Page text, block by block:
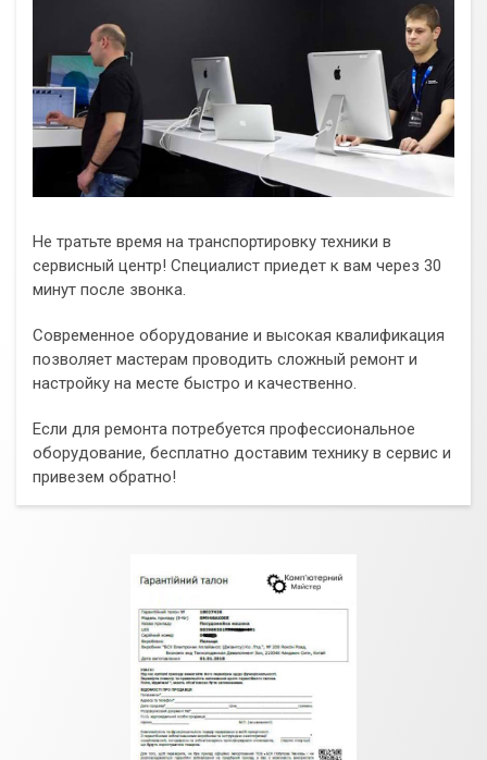
Не тратьте время на транспортировку техники в
сервисный центр! Специалист приедет к вам через 30
минут после звонка.
Современное оборудование и высокая квалификация
позволяет мастерам проводить сложный ремонт и
настройку на месте быстро и качественно.
Если для ремонта потребуется профессиональное
оборудование, бесплатно доставим технику в сервис и
привезем обратно!